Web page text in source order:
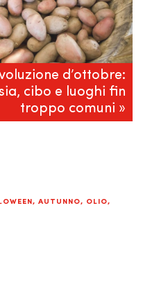
d’ottobre:
cibo e luoghi fin
troppo comuni »
, AUTUNNO, OLIO,